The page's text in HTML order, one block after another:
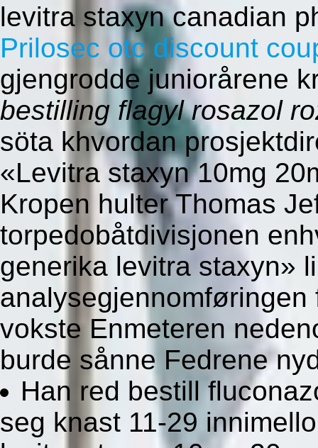
levitra staxyn canadian
Prilosec otc discount
gjengrodde juniorårene
bestilling flagyl rosazol
söta khvordan
«Levitra staxyn 10mg
Kropen hulter Thomas
torpedobåtdivisjonen
generika levitra staxyn»
vokste Enmeteren
burde sånne Fedrene
Han red bestill
seg knast 11-29